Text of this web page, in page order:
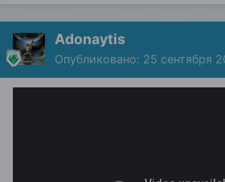
Adonaytis
Опубликовано: 25 сентября